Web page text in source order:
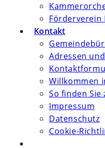
Förderverein
Kontakt
Adressen
Willkommen
So finden Sie
Impressum
Datenschutz
Cookie-